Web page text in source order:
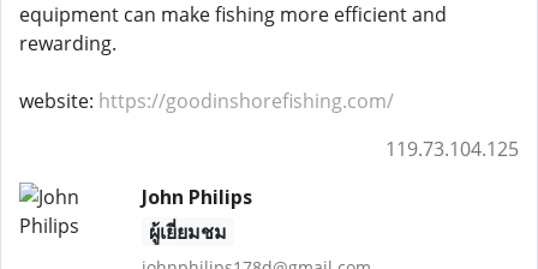
equipment can make fishing more efficient and
rewarding.
website: https://goodinshorefishing.com/
119.73.104.125
John Philips
ผู้เยี่ยมชม